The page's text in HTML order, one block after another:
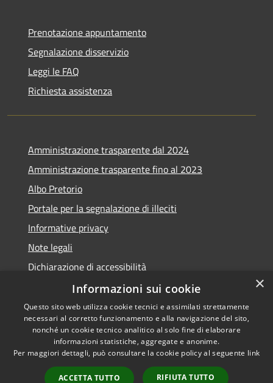
Prenotazione appuntamento
Segnalazione disservizio
Leggi le FAQ
Richiesta assistenza
Amministrazione trasparente dal 2024
Amministrazione trasparente fino al 2023
Albo Pretorio
Portale per la segnalazione di illeciti
Informative privacy
Note legali
Dichiarazione di accessibilità
Segnalazioni di inaccessibilità
RSS
Accessibilità
Copyright © 2026 • Comune di
Assago • Powered by
Municipium• Accesso
×
Informazioni sui cookie
Questo sito web utilizza cookie tecnici e assimilati strettamente
necessari al corretto funzionamento e alla navigazione del sito,
nonché un cookie tecnico analitico al solo fine di elaborare
informazioni statistiche, aggregate e anonime.
Per maggiori dettagli, può consultare la cookie policy al seguente link
ACCETTA TUTTO RIFIUTA TUTTO